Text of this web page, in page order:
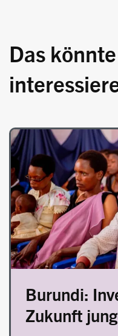
Das
Image
Burundi:
Zukunft